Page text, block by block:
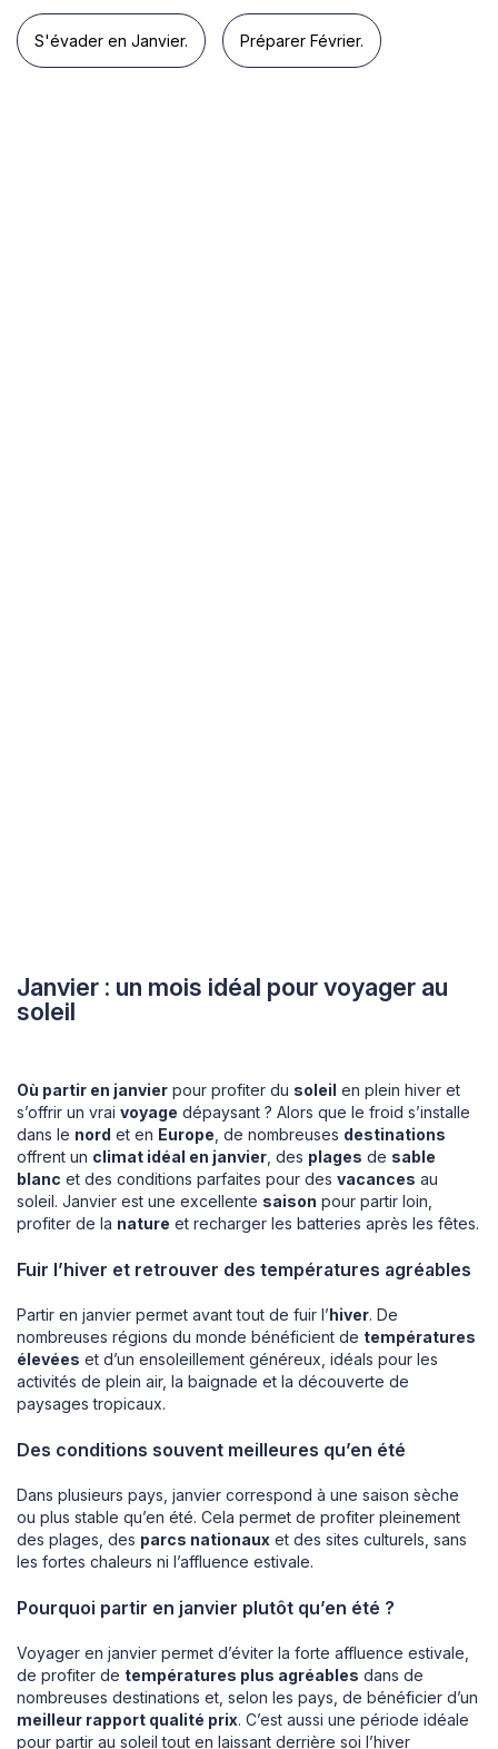
S'évader en Janvier. Préparer Février.
Janvier : un mois idéal pour voyager au
soleil
Où partir en janvier pour profiter du soleil en plein hiver et
s’offrir un vrai voyage dépaysant ? Alors que le froid s’installe
dans le nord et en Europe , de nombreuses destinations
offrent un climat idéal en janvier , des plages de sable
blanc et des conditions parfaites pour des vacances au
soleil. Janvier est une excellente saison pour partir loin,
profiter de la nature et recharger les batteries après les fêtes.
Fuir l’hiver et retrouver des températures agréables
Partir en janvier permet avant tout de fuir l’hiver. De
nombreuses régions du monde bénéficient de températures
élevées et d’un ensoleillement généreux, idéals pour les
activités de plein air, la baignade et la découverte de
paysages tropicaux.
Des conditions souvent meilleures qu’en été
Dans plusieurs pays, janvier correspond à une saison sèche
ou plus stable qu’en été. Cela permet de profiter pleinement
des plages, des parcs nationaux et des sites culturels, sans
les fortes chaleurs ni l’affluence estivale.
Pourquoi partir en janvier plutôt qu’en été ?
Voyager en janvier permet d’éviter la forte affluence estivale,
de profiter de températures plus agréables dans de
nombreuses destinations et, selon les pays, de bénéficier d’un
meilleur rapport qualité prix. C’est aussi une période idéale
pour partir au soleil tout en laissant derrière soi l’hiver